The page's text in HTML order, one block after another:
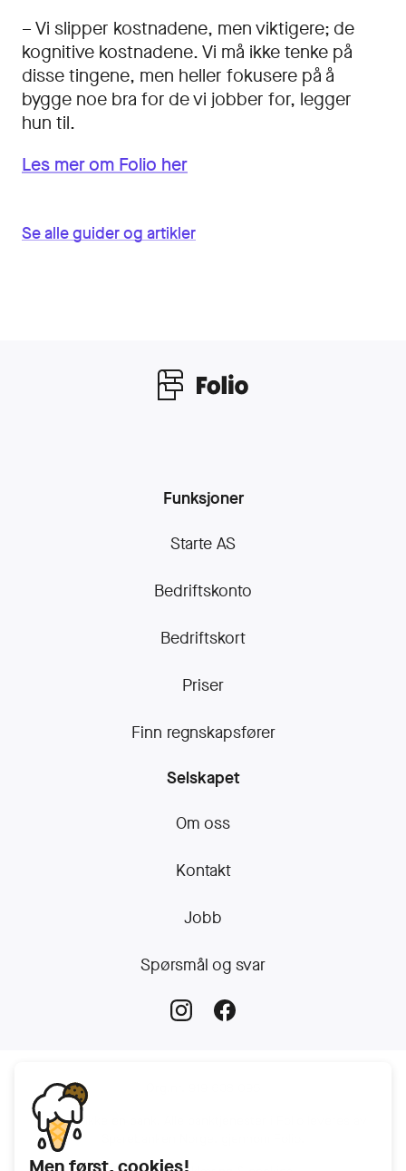
– Vi slipper kostnadene, men viktigere; de
kognitive kostnadene. Vi må ikke tenke på
disse tingene, men heller fokusere på å
bygge noe bra for de vi jobber for, legger
hun til.
Les mer om Folio her
Se alle guider og artikler
Funksjoner
Starte AS
Bedriftskonto
Bedriftskort
Priser
Finn regnskapsfører
Selskapet
Om oss
Kontakt
Jobb
Spørsmål og svar
Folio er ikke en bank. Alle banktjenester i Folio leveres av